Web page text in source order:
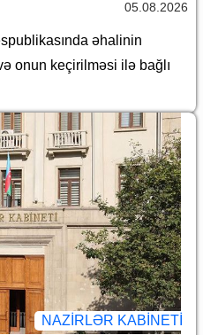
05.08.2026
əhalinin
onun keçirilməsi ilə bağlı
NAZIRLƏR KABINETI